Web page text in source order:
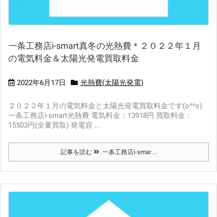
一条工務店i-smart真冬の光熱費＊２０２２年１月
の電気料金＆太陽光発電買取料金
2022年6月17日 光熱費(太陽光発電)
２０２２年１月の電気料金と太陽光発電買取料金です(o^^o)
一条工務店i-smart光熱費 電気料金：13918円 買取料金：
15503円(全量買取) 発電容 ...
記事を読む 一条工務店i-smar ...